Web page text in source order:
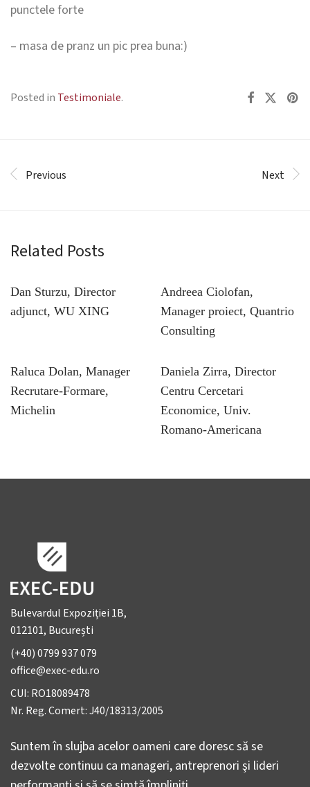
punctele forte
– masa de pranz un pic prea buna:)
Posted in Testimoniale.
Previous Next
Related Posts
Dan Sturzu, Director
adjunct, WU XING
Andreea Ciolofan,
Manager proiect, Quantrio
Consulting
Raluca Dolan, Manager
Recrutare-Formare,
Michelin
Daniela Zirra, Director
Centru Cercetari
Economice, Univ.
Romano-Americana
Bulevardul Expoziției 1B,
012101, București
(+40) 0799 937 079
office@exec-edu.ro
CUI: RO18089478
Nr. Reg. Comert: J40/18313/2005
Suntem în slujba acelor oameni care doresc să se
dezvolte continuu ca manageri, antreprenori şi lideri